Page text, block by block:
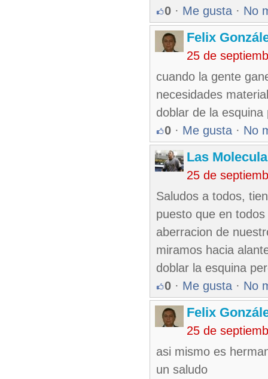
0 · Me gusta · No
Felix
25 de
cuando la gente
necesidades
doblar de la
0 · Me gusta · No
Las
25 de
Saludos a todos,
puesto que en
aberracion de
miramos hacia
doblar la esquina
0 · Me gusta · No
Felix
25 de
asi mismo es
un saludo